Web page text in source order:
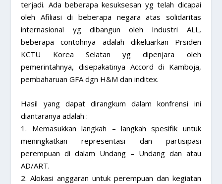
terjadi. Ada beberapa kesuksesan yg telah dicapai
oleh Afiliasi di beberapa negara atas solidaritas
internasional yg dibangun oleh Industri ALL,
beberapa contohnya adalah dikeluarkan Prsiden
KCTU Korea Selatan yg dipenjara oleh
pemerintahnya, disepakatinya Accord di Kamboja,
pembaharuan GFA dgn H&M dan inditex.
Hasil yang dapat dirangkum dalam konfrensi ini
diantaranya adalah :
1. Memasukkan langkah – langkah spesifik untuk
meningkatkan representasi dan partisipasi
perempuan di dalam Undang – Undang dan atau
AD/ART.
2. Alokasi anggaran untuk perempuan dan kegiatan